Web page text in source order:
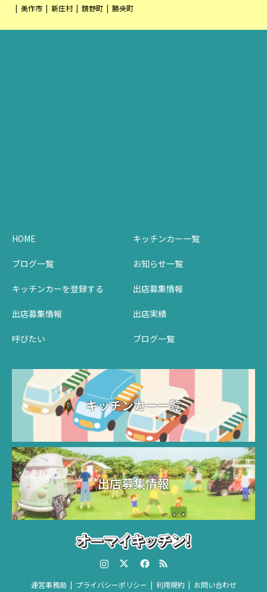
美作市
新庄村 鏡野町 勝央町
HOME
ブログ一覧
キッチンカーを登録する
出店募集情報
呼びたい
キッチンカー一覧
お知らせ一覧
出店募集情報
出店実績
ブログ一覧
キッチンカー一覧
出店募集情報
RSS
運営事務局 プライバシーポリシー 利用規約 お問い合わせ